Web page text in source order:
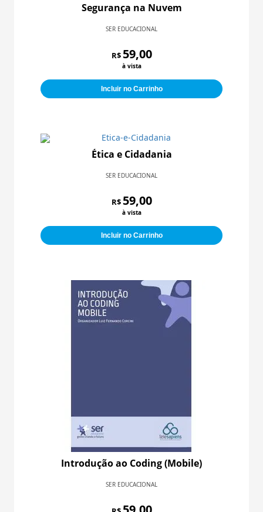
Segurança na Nuvem
SER EDUCACIONAL
R$ 59,00
à vista
Incluir no Carrinho
Ética e Cidadania
SER EDUCACIONAL
R$ 59,00
à vista
Incluir no Carrinho
Introdução ao Coding (Mobile)
SER EDUCACIONAL